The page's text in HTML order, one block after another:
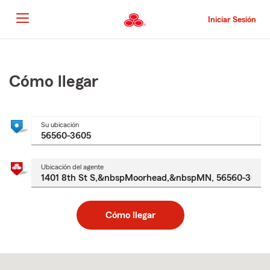
al
contenido
principal
Iniciar Sesión
principal
Cómo llegar
Su ubicación
Ubicación del agente
Cómo llegar
to